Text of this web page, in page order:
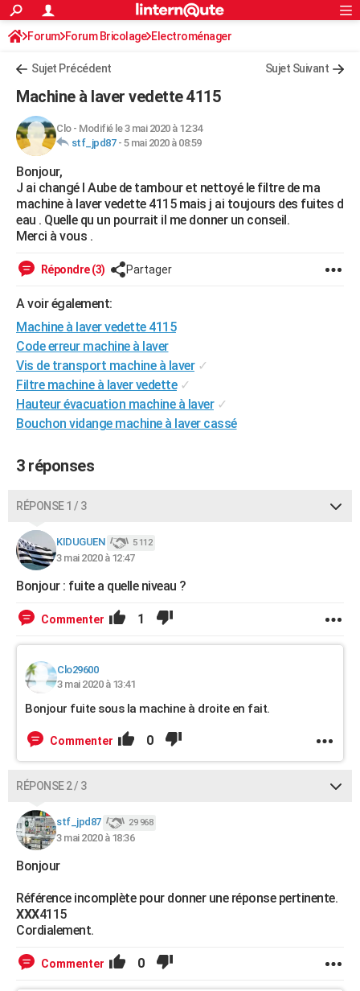
ACTUALITÉS
Politique
Société
Faits Divers
Education
Monde
Villes
+
FINANCE
Retraite
Impôts
Epargne
Immobilier
Risques naturels par ville
Banque
Assurance
Crédit
AUTO
Essais
Réserver un essai
Citadines
Berlines
SUV
Forum auto
+HIGH-TECH
Mobiles
Meilleur smartphone
Internet
Ordinateurs
Jeux vidéo
Guide high-tech
+BRICOLAGE
Forum
Aménagement intérieur
Extérieur
Cuisine
Salle de bains
Jardinage
Rangement
Guides de France
Escapades
Patrimoine
Expositions
Musées
Week-end nature
Art de vivre
Bien-être
Loisirs
Mode
Modes de vie
Alimentation
Guide de la santé
Maladies
Médicaments
Sommeil
VOYAGE
Voyage nature
Voyage de noces
PHOTO
GUIDES D'ACHAT
CARTE DE VOEUX
Carte de Noël
Carte Bonne année
Carte Saint-Valentin
Carte Pâques
Carte d'anniversaire
DICTIONNAIRE
Dictionnaire
Biographies
Citations
Expressions
Proverbes
PROGRAMME TV
AVIS DE DÉCÈS
Bricolage
Lifestyle
Culture
Sport
Auto
Television
Voyage
Cinema
S'inscrire
Connexion
Forum Forum Bricolage Electroménager
Sujet Précédent Sujet Suivant
Machine à laver vedette 4115
Clo- Modifié le 3 mai 2020 à 12:34
stf_jpd87- 5 mai 2020 à 08:59
Bonjour,
J ai changé l Aube de tambour et nettoyé le filtre de ma
machine à laver vedette 4115 mais j ai toujours des fuites d
eau . Quelle qu un pourrait il me donner un conseil.
Merci à vous .
Répondre (3) Partager
A voir également:
Machine à laver vedette 4115
Code erreur machine à laver
Vis de transport machine à laver ✓
Filtre machine à laver vedette ✓
Hauteur évacuation machine à laver ✓
Bouchon vidange machine à laver cassé
3 réponses
RÉPONSE 1 / 3
KIDUGUEN 5 112
3 mai 2020 à 12:47
Bonjour : fuite a quelle niveau ?
Commenter 1
Clo29600
3 mai 2020 à 13:41
Bonjour fuite sous la machine à droite en fait.
Commenter 0
RÉPONSE 2 / 3
stf_jpd87 29 968
3 mai 2020 à 18:36
Bonjour
Référence incomplète pour donner une réponse pertinente.
XXX4115
Cordialement.
Commenter 0